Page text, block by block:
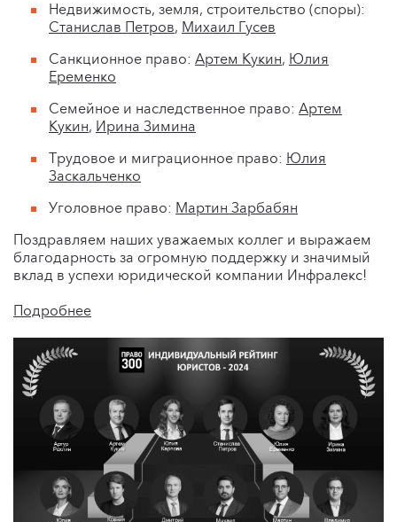
Недвижимость, земля, строительство (споры):
Станислав Петров, Михаил Гусев
Санкционное право: Артем Кукин, Юлия
Еременко
Семейное и наследственное право: Артем
Кукин, Ирина Зимина
Трудовое и миграционное право: Юлия
Заскальченко
Уголовное право: Мартин Зарбабян
Поздравляем наших уважаемых коллег и выражаем
благодарность за огромную поддержку и значимый
вклад в успехи юридической компании Инфралекс!
Подробнее